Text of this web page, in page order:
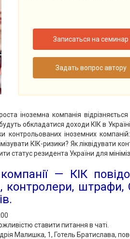
Записаться на семинар
Задать вопрос автору
іноземна компанія
обкладатися доходи КІК в
контрольованих іноземних
КІК-ризики? Як ліквідувати
статус резидента України для
— КІК
контролери, штрафи,
ставити питання в чаті.
Малишка, 1, Готель Братислава,